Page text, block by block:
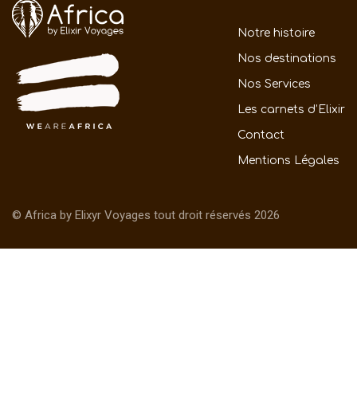
Notre histoire
Nos destinations
Nos Services
Les carnets d’Elixir
Contact
Mentions Légales
© Africa by Elixyr Voyages tout droit réservés 2026